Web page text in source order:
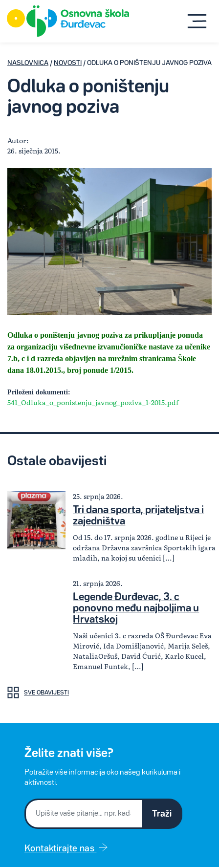
NASLOVNICA / NOVOSTI / ODLUKA O PONIŠTENJU JAVNOG POZIVA
Odluka o poništenju
javnog poziva
Autor:
26. siječnja 2015.
Odluka o poništenju javnog poziva za prikupljanje ponuda
za organizaciju višednevne izvanučioničke nastave za učenike
7.b, c i d razreda objavljen na mrežnim stranicama Škole
dana 18.01.2015., broj ponude 1/2015.
Priloženi dokumenti:
541_Odluka_o_ponistenju_javnog_poziva_1-2015.pdf
Ostale obavijesti
25. srpnja 2026.
Tri dana sporta, prijateljstva i
zajedništva
Od 15. do 17. srpnja 2026. godine u Rijeci je
održana Državna završnica Sportskih igara
mladih, na kojoj su učenici […]
21. srpnja 2026.
Legende Đurđevac, 3. c
ponovno među najboljima u
Hrvatskoj
Naši učenici 3. c razreda OŠ Đurđevac Eva
Mirović, Ida Domišljanović, Marija Seleš,
NataliaOršuš, David Ćurić, Karlo Kucel,
Emanuel Funtek, […]
SVE OBAVIJESTI
Želite znati više?
Potražite više informacija oko našeg kurikuluma i
aktivnosti.
Traži
Kontaktirajte nas